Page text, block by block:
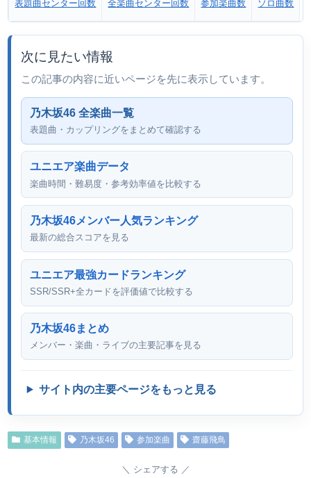
表題曲センター回数 全楽曲センター回数 参加楽曲数 ソロ曲数
次に見たい情報
この記事の内容に近いページを先に表示しています。
乃木坂46 全楽曲一覧
表題曲・カップリングをまとめて確認する
ユニエア楽曲データ
楽曲時間・難易度・参考効率値を比較する
乃木坂46メンバー人気ランキング
最新の総合スコアを見る
ユニエア最強カードランキング
SSR/SSR+全カードを評価値で比較する
乃木坂46まとめ
メンバー・楽曲・ライブの主要記事を見る
サイト内の主要ページをもっと見る
基本情報 乃木坂46 参加楽曲 齋藤飛鳥
シェアする